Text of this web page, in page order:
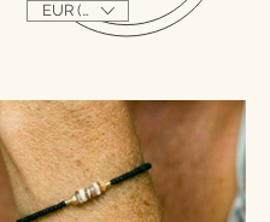
EUR (€)